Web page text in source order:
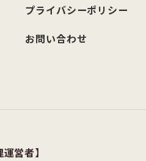
プライバシーポリシー
お問い合わせ
運営者